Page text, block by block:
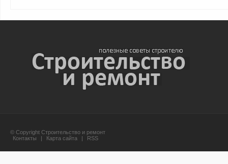
© Copyright Строительство и ремонт
Контакты
| Карта сайта | RSS